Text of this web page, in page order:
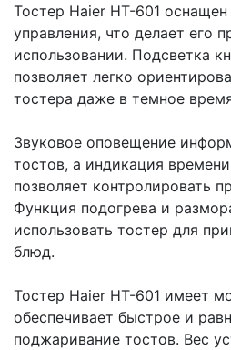
Тостер Haier HT-601
управления, что делает его
использовании. Подсветка
позволяет легко
тостера даже в темное
Звуковое оповещение
тостов, а индикация
позволяет контролировать
Функция подогрева и
использовать тостер для
блюд.
Тостер Haier HT-601 имеет
обеспечивает быстрое и
поджаривание тостов. Вес